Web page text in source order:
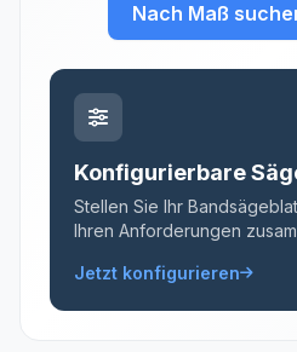
Nach Maß
Konfigurierbare
Stellen Sie Ihr
Ihren Anforderungen
Jetzt konfigurieren